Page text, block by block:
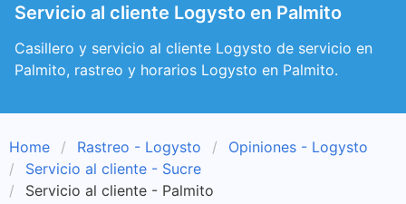
Servicio al cliente Logysto en Palmito
Casillero y servicio al cliente Logysto de servicio en
Palmito, rastreo y horarios Logysto en Palmito.
Home Rastreo - Logysto
Opiniones - Logysto
Servicio al cliente - Sucre
Servicio al cliente - Palmito